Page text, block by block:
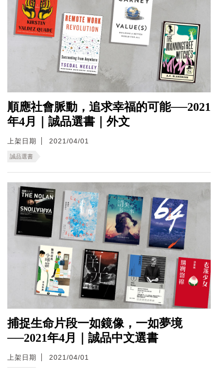
順應社會脈動，追求幸福的可能──2021
年4月｜誠品選書｜外文
上架日期 2021/04/01
誠品選書
捕捉生命片段一如鏡像，一如夢境
──2021年4月｜誠品中文選書
上架日期 2021/04/01